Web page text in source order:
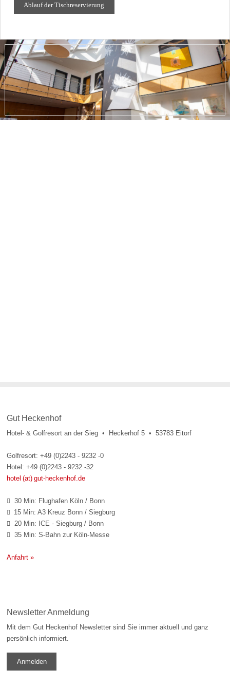
Ablauf der Tischreservierung
Gut Heckenhof
Hotel- & Golfresort an der Sieg • Heckerhof 5 • 53783 Eitorf
Golfresort: +49 (0)2243 - 9232 -0
Hotel: +49 (0)2243 - 9232 -32
hotel (at) gut-heckenhof.de
 30 Min: Flughafen Köln / Bonn
 15 Min: A3 Kreuz Bonn / Siegburg
 20 Min: ICE - Siegburg / Bonn
 35 Min: S-Bahn zur Köln-Messe
Anfahrt »
Newsletter Anmeldung
Mit dem Gut Heckenhof Newsletter sind Sie immer aktuell und ganz
persönlich informiert.
Anmelden